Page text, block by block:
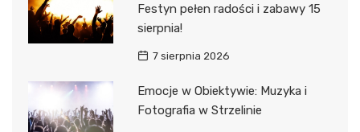
Festyn pełen radości i zabawy 15
sierpnia!
7 sierpnia 2026
Emocje w Obiektywie: Muzyka i
Fotografia w Strzelinie